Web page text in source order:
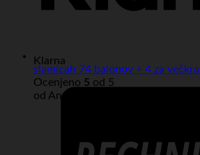
Klarna
slamicah 74 balonov + 4 za
Ocenjeno 5 od 5
od Anonimno